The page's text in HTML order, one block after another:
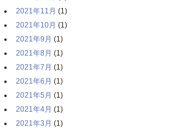
2021年11月 (1)
2021年10月 (1)
2021年9月 (1)
2021年8月 (1)
2021年7月 (1)
2021年6月 (1)
2021年5月 (1)
2021年4月 (1)
2021年3月 (1)